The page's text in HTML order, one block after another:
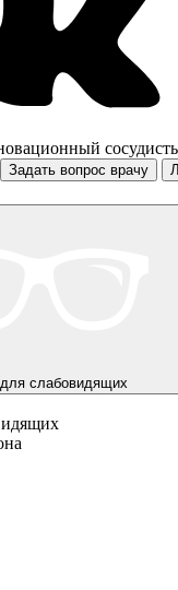
Задать вопрос врачу
слабовидящих